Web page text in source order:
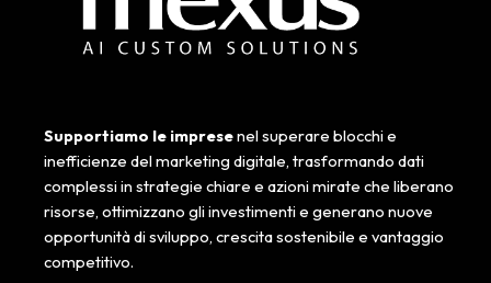
Supportiamo le impresenel superare blocchi e
inefficienze del marketing digitale, trasformando dati
complessi in strategie chiare e azioni mirate che liberano
risorse, ottimizzano gli investimenti e generano nuove
opportunità di sviluppo, crescita sostenibile e vantaggio
competitivo.